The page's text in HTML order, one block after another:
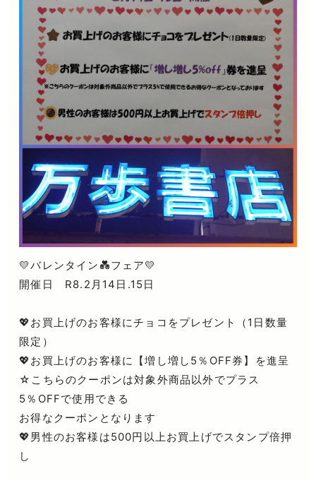
💛バレンタイン💑フェア💛
開催日 R8.2月14日.15日
💖お買上げのお客様にチョコをプレゼント（1日数量
限定）
💖お買上げのお客様に【増し増し5％OFF券】を進呈
☆こちらのクーポンは対象外商品以外でプラス
5％OFFで使用できる
お得なクーポンとなります
💖男性のお客様は500円以上お買上げでスタンプ倍押
し